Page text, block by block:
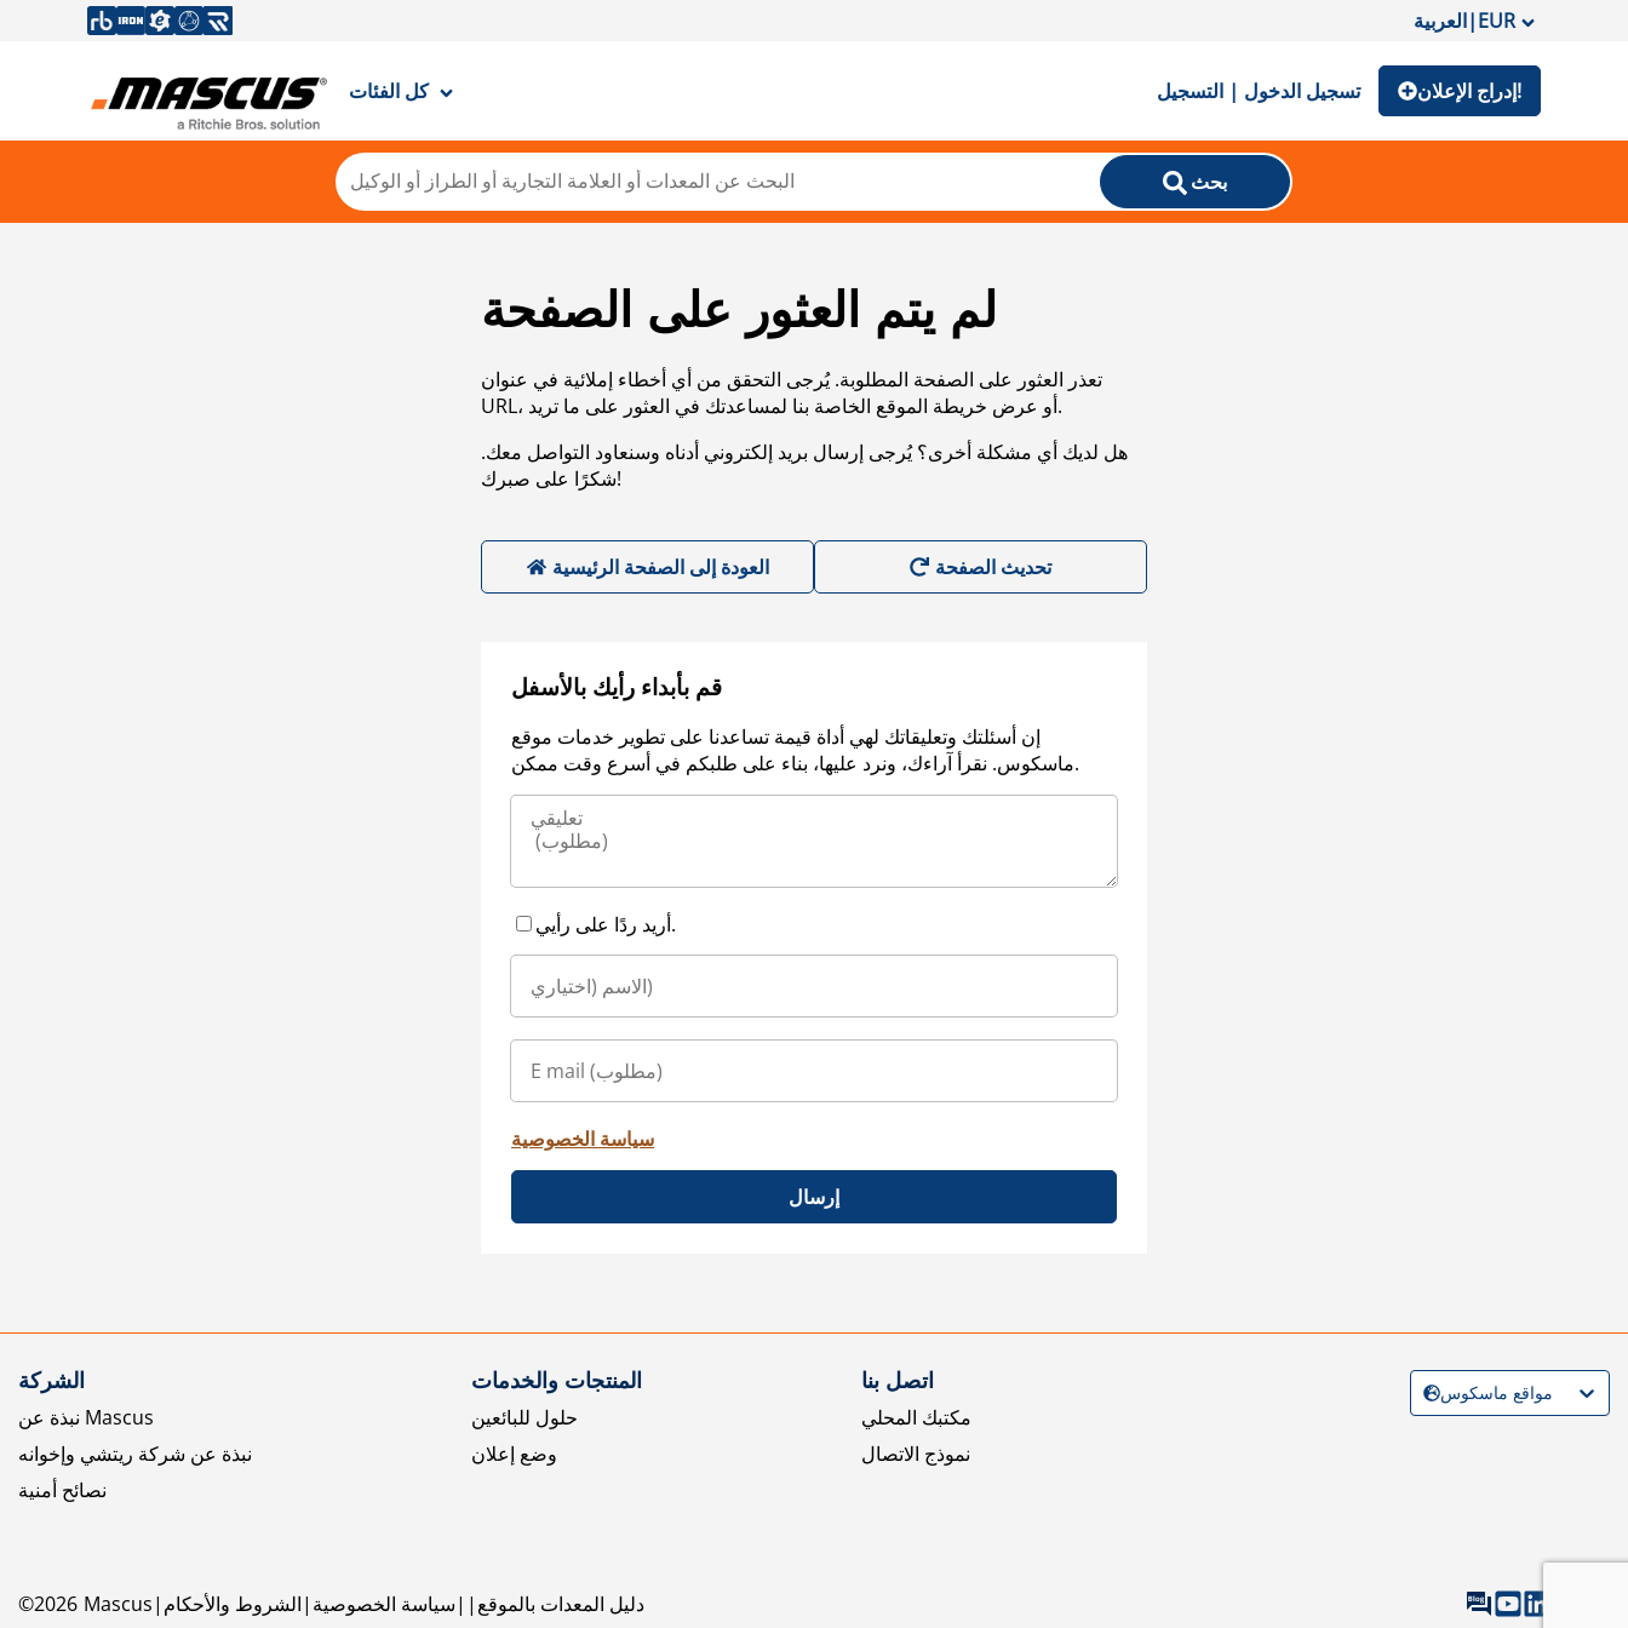
العربية|EUR
كل الفئات تسجيل الدخول | التسجيل إدراج الإعلان!
بحث
لم يتم العثور على الصفحة
تعذر العثور على الصفحة المطلوبة. يُرجى التحقق من أي أخطاء إملائية في عنوان
URL، أو عرض خريطة الموقع الخاصة بنا لمساعدتك في العثور على ما تريد.
هل لديك أي مشكلة أخرى؟ يُرجى إرسال بريد إلكتروني أدناه وسنعاود التواصل معك.
شكرًا على صبرك!
العودة إلى الصفحة الرئيسية
قم بأبداء رأيك بالأسفل
إن أسئلتك وتعليقاتك لهي أداة قيمة تساعدنا على تطوير خدمات موقع
ماسكوس. نقرأ آراءك، ونرد عليها، بناء على طلبكم في أسرع وقت ممكن.
أريد ردًا على رأيي.
سياسة الخصوصية
إرسال
الشركة
نبذة عن Mascus
نبذة عن شركة ريتشي وإخوانه
نصائح أمنية
المنتجات والخدمات
حلول للبائعين
وضع إعلان
اتصل بنا
مكتبك المحلي
نموذج الاتصال
©2026 Mascus الشروط والأحكام سياسة الخصوصية دليل المعدات بالموقع
مواقع ماسكوس